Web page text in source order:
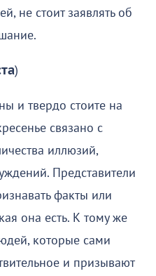
не стоит заявлять об
)
и твердо стоите на
связано с
иллюзий,
Представители
факты или
она есть. К тому же
которые сами
и призывают